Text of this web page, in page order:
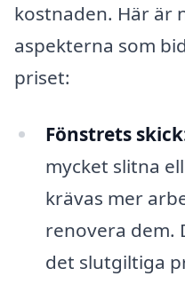
kostnaden. Här är
aspekterna som
priset:
Fönstrets
mycket slitna
krävas mer
renovera dem.
det slutgiltiga